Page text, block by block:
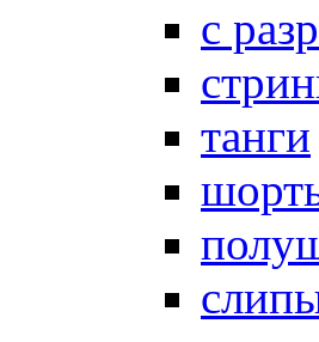
с
танги